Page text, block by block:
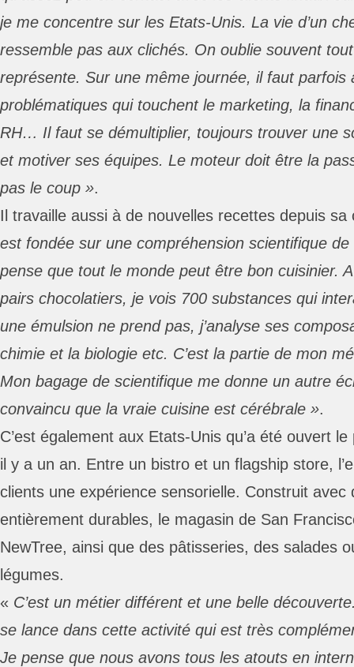
je me concentre sur les Etats-Unis. La vie d’un
ressemble pas aux clichés. On oublie souvent
représente. Sur une même journée, il faut parfois
problématiques qui touchent le marketing, la
RH… Il faut se démultiplier, toujours trouver une
et motiver ses équipes. Le moteur doit être la
pas le coup ».
Il travaille aussi à de nouvelles recettes depuis
est fondée sur une compréhension scientifique de
pense que tout le monde peut être bon cuisinier.
pairs chocolatiers, je vois 700 substances qui
une émulsion ne prend pas, j’analyse ses
chimie et la biologie etc. C’est la partie de mon
Mon bagage de scientifique me donne un autre
convaincu que la vraie cuisine est cérébrale ».
C’est également aux Etats-Unis qu’a été ouvert
il y a un an. Entre un bistro et un flagship store,
clients une expérience sensorielle. Construit avec
entièrement durables, le magasin de San
NewTree, ainsi que des pâtisseries, des salades
légumes.
« C’est un métier différent et une belle
se lance dans cette activité qui est très
Je pense que nous avons tous les atouts en